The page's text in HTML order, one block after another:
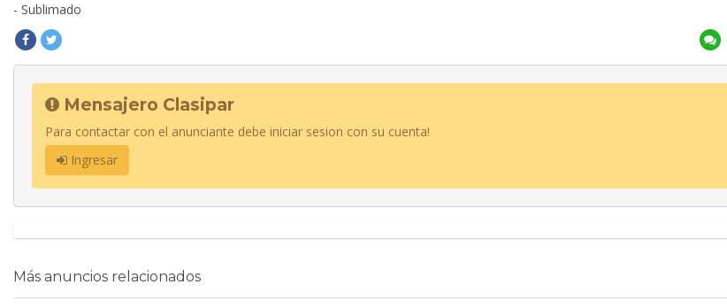
- Sublimado
Mensajero Clasipar
Para contactar con el anunciante debe iniciar sesion con su cuenta!
Ingresar
Más anuncios relacionados